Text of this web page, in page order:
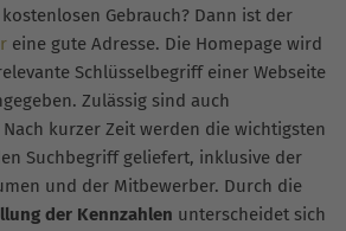
Gebrauch? Dann ist der
eine gute Adresse. Die Homepage wird
Schlüsselbegriff einer Webseite
Zulässig sind auch
kurzer Zeit werden die wichtigsten
Suchbegriff geliefert, inklusive der
und der Mitbewerber. Durch die
der Kennzahlen unterscheidet sich